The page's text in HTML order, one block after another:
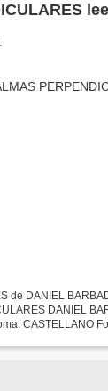
de DANIEL
DANIEL
CASTELLANO